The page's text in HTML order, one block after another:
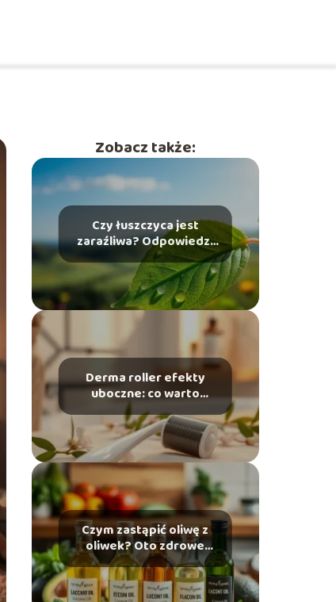
Zobacz także:
Czy łuszczyca jest
zaraźliwa? Odpowiedzi
na najczęstsze pytania
Derma roller efekty
uboczne: co warto
wiedzieć przed
użyciem?
Czym zastąpić oliwę z
oliwek? Oto zdrowe
alternatywy!